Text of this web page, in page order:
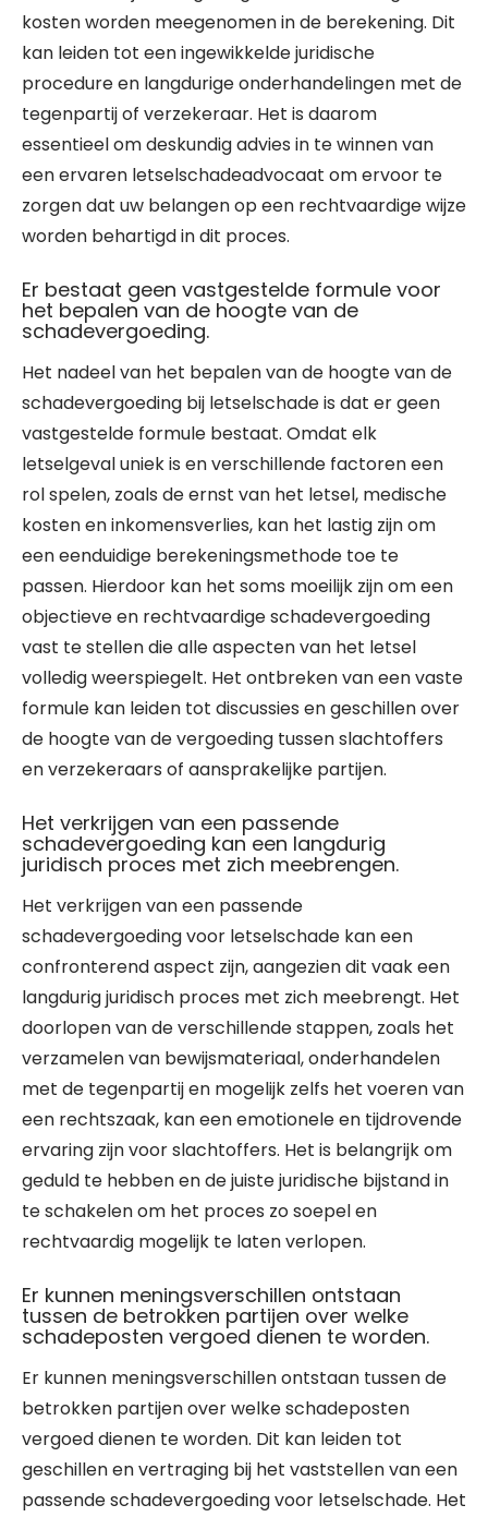
kosten worden meegenomen in de berekening. Dit
kan leiden tot een ingewikkelde juridische
procedure en langdurige onderhandelingen met de
tegenpartij of verzekeraar. Het is daarom
essentieel om deskundig advies in te winnen van
een ervaren letselschadeadvocaat om ervoor te
zorgen dat uw belangen op een rechtvaardige wijze
worden behartigd in dit proces.
Er bestaat geen vastgestelde formule voor
het bepalen van de hoogte van de
schadevergoeding.
Het nadeel van het bepalen van de hoogte van de
schadevergoeding bij letselschade is dat er geen
vastgestelde formule bestaat. Omdat elk
letselgeval uniek is en verschillende factoren een
rol spelen, zoals de ernst van het letsel, medische
kosten en inkomensverlies, kan het lastig zijn om
een eenduidige berekeningsmethode toe te
passen. Hierdoor kan het soms moeilijk zijn om een
objectieve en rechtvaardige schadevergoeding
vast te stellen die alle aspecten van het letsel
volledig weerspiegelt. Het ontbreken van een vaste
formule kan leiden tot discussies en geschillen over
de hoogte van de vergoeding tussen slachtoffers
en verzekeraars of aansprakelijke partijen.
Het verkrijgen van een passende
schadevergoeding kan een langdurig
juridisch proces met zich meebrengen.
Het verkrijgen van een passende
schadevergoeding voor letselschade kan een
confronterend aspect zijn, aangezien dit vaak een
langdurig juridisch proces met zich meebrengt. Het
doorlopen van de verschillende stappen, zoals het
verzamelen van bewijsmateriaal, onderhandelen
met de tegenpartij en mogelijk zelfs het voeren van
een rechtszaak, kan een emotionele en tijdrovende
ervaring zijn voor slachtoffers. Het is belangrijk om
geduld te hebben en de juiste juridische bijstand in
te schakelen om het proces zo soepel en
rechtvaardig mogelijk te laten verlopen.
Er kunnen meningsverschillen ontstaan
tussen de betrokken partijen over welke
schadeposten vergoed dienen te worden.
Er kunnen meningsverschillen ontstaan tussen de
betrokken partijen over welke schadeposten
vergoed dienen te worden. Dit kan leiden tot
geschillen en vertraging bij het vaststellen van een
passende schadevergoeding voor letselschade. Het